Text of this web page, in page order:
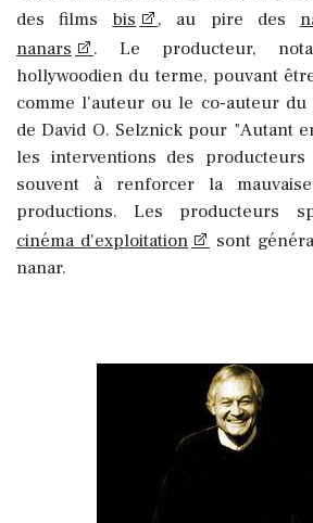
des films bis , au pire des
nanars
. Le producteur,
hollywoodien du terme, pouvant
comme l'auteur ou le co-auteur
de David O. Selznick pour "Autant
les interventions des producteurs
souvent à renforcer la
productions. Les producteurs
cinéma d'exploitation
sont
nanar.